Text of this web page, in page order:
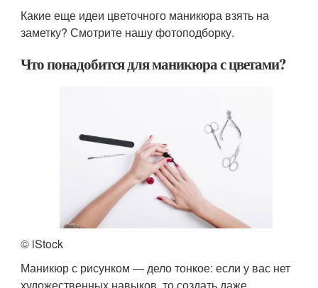
Какие еще идеи цветочного маникюра взять на
заметку? Смотрите нашу фотоподборку.
Что понадобится для маникюра с цветами?
© iStock
Маникюр с рисунком — дело тонкое: если у вас нет
художественных навыков, то создать даже